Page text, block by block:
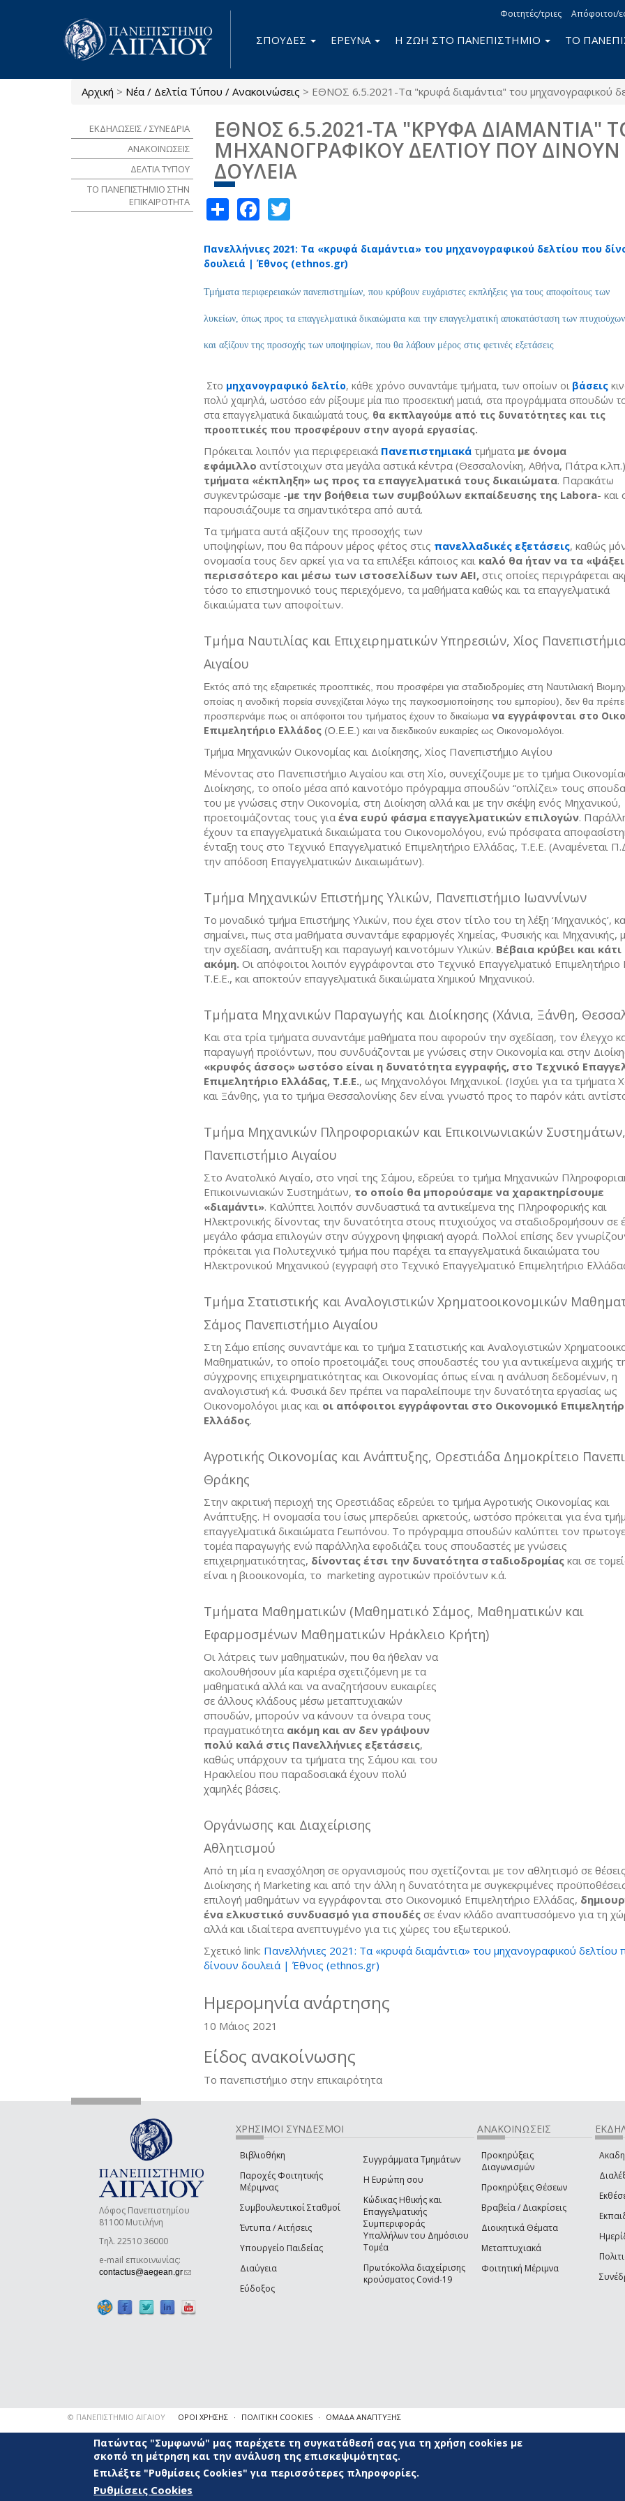
Φοιτητές/τριες Απόφοιτοι/
ΣΠΟΥΔΕΣ ΕΡΕΥΝΑ Η ΖΩΗ ΣΤΟ ΠΑΝΕΠΙΣΤΗΜΙΟ ΤΟ
Είστε εδώ
Αρχική > Νέα / Δελτία Τύπου / Ανακοινώσεις > ΕΘΝΟΣ 6.5.2021-Τα "κρυφά διαμάντια" του μηχανογραφικού
ΕΘΝΟΣ 6.5.2021-ΤΑ "ΚΡΥΦΑ ΔΙΑΜΑΝΤΙΑ"
ΜΗΧΑΝΟΓΡΑΦΙΚΟΥ ΔΕΛΤΙΟΥ ΠΟΥ ΔΙΝΟΥΝ
ΔΟΥΛΕΙΑ
ShareFacebook
Πανελλήνιες 2021: Tα «κρυφά διαμάντια» του μηχανογραφικού δελτίου που
δουλειά | Έθνος (ethnos.gr)
Τμήματα περιφερειακών πανεπιστημίων, που κρύβουν ευχάριστες εκπλήξεις για τους αποφοίτους των
λυκείων, όπως προς τα επαγγελματικά δικαιώματα και την επαγγελματική αποκατάσταση των πτυχιούχων
και αξίζουν της προσοχής των υποψηφίων, που θα λάβουν μέρος στις φετινές εξετάσεις
Στο μηχανογραφικό δελτίο, κάθε χρόνο συναντάμε τμήματα, των οποίων οι βάσεις
πολύ χαμηλά, ωστόσο εάν ρίξουμε μία πιο προσεκτική ματιά, στα προγράμματα σπουδών
στα επαγγελματικά δικαιώματά τους, θα εκπλαγούμε από τις δυνατότητες και τις
προοπτικές που προσφέρουν στην αγορά εργασίας.
Πρόκειται λοιπόν για περιφερειακά Πανεπιστημιακά τμήματα με όνομα
εφάμιλλο αντίστοιχων στα μεγάλα αστικά κέντρα (Θεσσαλονίκη, Αθήνα, Πάτρα
τμήματα «έκπληξη» ως προς τα επαγγελματικά τους δικαιώματα. Παρακάτω
συγκεντρώσαμε -με την βοήθεια των συμβούλων εκπαίδευσης της Labora- και
παρουσιάζουμε τα σημαντικότερα από αυτά.
Τα τμήματα αυτά αξίζουν της προσοχής των
υποψηφίων, που θα πάρουν μέρος φέτος στις πανελλαδικές εξετάσεις, καθώς
ονομασία τους δεν αρκεί για να τα επιλέξει κάποιος και καλό θα ήταν να τα
περισσότερο και μέσω των ιστοσελίδων των ΑΕΙ, στις οποίες περιγράφεται
τόσο το επιστημονικό τους περιεχόμενο, τα μαθήματα καθώς και τα επαγγελματικά
δικαιώματα των αποφοίτων.
Τμήμα Ναυτιλίας και Επιχειρηματικών Υπηρεσιών, Χίος
Αιγαίου
Εκτός από της εξαιρετικές προοπτικές, που προσφέρει για σταδιοδρομίες στη Ναυτιλιακή
οποίας η ανοδική πορεία συνεχίζεται λόγω της παγκοσμιοποίησης του εμπορίου), δεν θα
προσπερνάμε πως οι απόφοιτοι του τμήματος έχουν το δικαίωμα να εγγράφονται στο
Επιμελητήριο Ελλάδος (Ο.Ε.Ε.) και να διεκδικούν ευκαιρίες ως Οικονομολόγοι.
Τμήμα Μηχανικών Οικονομίας και Διοίκησης, Χίος Πανεπιστήμιο Αιγίου
Μένοντας στο Πανεπιστήμιο Αιγαίου και στη Χίο, συνεχίζουμε με το τμήμα
Διοίκησης, το οποίο μέσα από καινοτόμο πρόγραμμα σπουδών “οπλίζει» τους
του με γνώσεις στην Οικονομία, στη Διοίκηση αλλά και με την σκέψη ενός Μηχανικού,
προετοιμάζοντας τους για ένα ευρύ φάσμα επαγγελματικών επιλογών.
έχουν τα επαγγελματικά δικαιώματα του Οικονομολόγου, ενώ πρόσφατα
ένταξη τους στο Τεχνικό Επαγγελματικό Επιμελητήριο Ελλάδας, Τ.Ε.Ε. (Αναμένεται
την απόδοση Επαγγελματικών Δικαιωμάτων).
Τμήμα Μηχανικών Επιστήμης Υλικών, Πανεπιστήμιο Ιωαννίνων
Το μοναδικό τμήμα Επιστήμης Υλικών, που έχει στον τίτλο του τη λέξη ‘Μηχανικός’,
σημαίνει, πως στα μαθήματα συναντάμε εφαρμογές Χημείας, Φυσικής και Μηχανικής,
την σχεδίαση, ανάπτυξη και παραγωγή καινοτόμων Υλικών. Βέβαια κρύβει και κάτι
ακόμη. Οι απόφοιτοι λοιπόν εγγράφονται στο Τεχνικό Επαγγελματικό
Τ.Ε.Ε., και αποκτούν επαγγελματικά δικαιώματα Χημικού Μηχανικού.
Τμήματα Μηχανικών Παραγωγής και Διοίκησης (Χάνια, Ξάνθη,
Και στα τρία τμήματα συναντάμε μαθήματα που αφορούν την σχεδίαση, τον έλεγχο
παραγωγή προϊόντων, που συνδυάζονται με γνώσεις στην Οικονομία και στην
«κρυφός άσσος» ωστόσο είναι η δυνατότητα εγγραφής, στο Τεχνικό
Επιμελητήριο Ελλάδας, Τ.Ε.Ε., ως Μηχανολόγοι Μηχανικοί. (Ισχύει για τα τμήματα
και Ξάνθης, για το τμήμα Θεσσαλονίκης δεν είναι γνωστό προς το παρόν κάτι
Τμήμα Μηχανικών Πληροφοριακών και Επικοινωνιακών
Πανεπιστήμιο Αιγαίου
Στο Ανατολικό Αιγαίο, στο νησί της Σάμου, εδρεύει το τμήμα Μηχανικών
Επικοινωνιακών Συστημάτων, το οποίο θα μπορούσαμε να χαρακτηρίσουμε
«διαμάντι». Καλύπτει λοιπόν συνδυαστικά τα αντικείμενα της Πληροφορικής και
Ηλεκτρονικής δίνοντας την δυνατότητα στους πτυχιούχος να σταδιοδρομήσουν σε
μεγάλο φάσμα επιλογών στην σύγχρονη ψηφιακή αγορά. Πολλοί επίσης δεν
πρόκειται για Πολυτεχνικό τμήμα που παρέχει τα επαγγελματικά δικαιώματα του
Ηλεκτρονικού Μηχανικού (εγγραφή στο Τεχνικό Επαγγελματικό Επιμελητήριο
Τμήμα Στατιστικής και Αναλογιστικών Χρηματοοικονομικών
Σάμος Πανεπιστήμιο Αιγαίου
Στη Σάμο επίσης συναντάμε και το τμήμα Στατιστικής και Αναλογιστικών
Μαθηματικών, το οποίο προετοιμάζει τους σπουδαστές του για αντικείμενα αιχμής
σύγχρονης επιχειρηματικότητας και Οικονομίας όπως είναι η ανάλυση δεδομένων, η
αναλογιστική κ.ά. Φυσικά δεν πρέπει να παραλείπουμε την δυνατότητα εργασίας ως
Οικονομολόγοι μιας και οι απόφοιτοι εγγράφονται στο Οικονομικό
Ελλάδος.
Αγροτικής Οικονομίας και Ανάπτυξης, Ορεστιάδα Δημοκρίτειο
Θράκης
Στην ακριτική περιοχή της Ορεστιάδας εδρεύει το τμήμα Αγροτικής Οικονομίας και
Ανάπτυξης. Η ονομασία του ίσως μπερδεύει αρκετούς, ωστόσο πρόκειται για ένα
επαγγελματικά δικαιώματα Γεωπόνου. Το πρόγραμμα σπουδών καλύπτει τον
τομέα παραγωγής ενώ παράλληλα εφοδιάζει τους σπουδαστές με γνώσεις
επιχειρηματικότητας, δίνοντας έτσι την δυνατότητα σταδιοδρομίας και σε
είναι η βιοοικονομία, το marketing αγροτικών προϊόντων κ.ά.
Τμήματα Μαθηματικών (Μαθηματικό Σάμος, Μαθηματικών και
Εφαρμοσμένων Μαθηματικών Ηράκλειο Κρήτη)
Οι λάτρεις των μαθηματικών, που θα ήθελαν να
ακολουθήσουν μία καριέρα σχετιζόμενη με τα
μαθηματικά αλλά και να αναζητήσουν ευκαιρίες
σε άλλους κλάδους μέσω μεταπτυχιακών
σπουδών, μπορούν να κάνουν τα όνειρα τους
πραγματικότητα ακόμη και αν δεν γράψουν
πολύ καλά στις Πανελλήνιες εξετάσεις,
καθώς υπάρχουν τα τμήματα της Σάμου και του
Ηρακλείου που παραδοσιακά έχουν πολύ
χαμηλές βάσεις.
Οργάνωσης και Διαχείρισης
Αθλητισμού
Από τη μία η ενασχόληση σε οργανισμούς που σχετίζονται με τον αθλητισμό σε
Διοίκησης ή Marketing και από την άλλη η δυνατότητα με συγκεκριμένες
επιλογή μαθημάτων να εγγράφονται στο Οικονομικό Επιμελητήριο Ελλάδας,
ένα ελκυστικό συνδυασμό για σπουδές σε έναν κλάδο αναπτυσσόμενο για τη
αλλά και ιδιαίτερα ανεπτυγμένο για τις χώρες του εξωτερικού.
Σχετικό link: Πανελλήνιες 2021: Tα «κρυφά διαμάντια» του μηχανογραφικού δελτίου
δίνουν δουλειά | Έθνος (ethnos.gr)
Ημερομηνία ανάρτησης
10 Μάιος 2021
Είδος ανακοίνωσης
Το πανεπιστήμιο στην επικαιρότητα
ΕΚΔΗΛΩΣΕΙΣ / ΣΥΝΕΔΡΙΑ
ΑΝΑΚΟΙΝΩΣΕΙΣ
ΔΕΛΤΙΑ ΤΥΠΟΥ
ΤΟ ΠΑΝΕΠΙΣΤΗΜΙΟ ΣΤΗΝ
ΕΠΙΚΑΙΡΟΤΗΤΑ
Λόφος Πανεπιστημίου
81100 Μυτιλήνη
Τηλ. 22510 36000
e-mail επικοινωνίας:
contactus@aegean.gr(link sends e-mail)
ΧΡΗΣΙΜΟΙ ΣΥΝΔΕΣΜΟΙ
Βιβλιοθήκη
Παροχές Φοιτητικής
Μέριμνας
Συμβουλευτικοί Σταθμοί
Έντυπα / Αιτήσεις
Υπουργείο Παιδείας
Διαύγεια
Εύδοξος
Συγγράμματα Τμημάτων
Η Ευρώπη σου
Κώδικας Ηθικής και
Επαγγελματικής
Συμπεριφοράς
Υπαλλήλων του Δημόσιου
Τομέα
Πρωτόκολλα διαχείρισης
κρούσματος Covid-19
ΑΝΑΚΟΙΝΩΣΕΙΣ
Προκηρύξεις
Διαγωνισμών
Προκηρύξεις Θέσεων
Βραβεία / Διακρίσεις
Διοικητικά Θέματα
Μεταπτυχιακά
Φοιτητική Μέριμνα
© ΠΑΝΕΠΙΣΤΗΜΙΟ ΑΙΓΑΙΟΥ ΟΡΟΙ ΧΡΗΣΗΣ ΠΟΛΙΤΙΚΗ COOKIES ΟΜΑΔΑ ΑΝΑΠΤΥΞΗΣ
Πατώντας "Συμφωνώ" μας παρέχετε τη συγκατάθεσή σας για τη χρήση cookies με
σκοπό τη μέτρηση και την ανάλυση της επισκεψιμότητας.
Επιλέξτε "Ρυθμίσεις Cookies" για περισσότερες πληροφορίες.
Ρυθμίσεις Cookies